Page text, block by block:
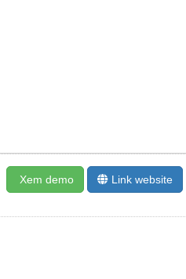
Xem demo Link website